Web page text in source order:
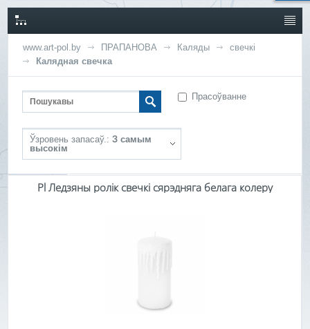
www.art-pol.by ПРАПАНОВА Каляды
свечкі
Калядная свечка
Прасоўванне
Ўзровень запасаў.: З самым
высокім
Pl Ледзяны ролік свечкі сярэдняга белага колеру